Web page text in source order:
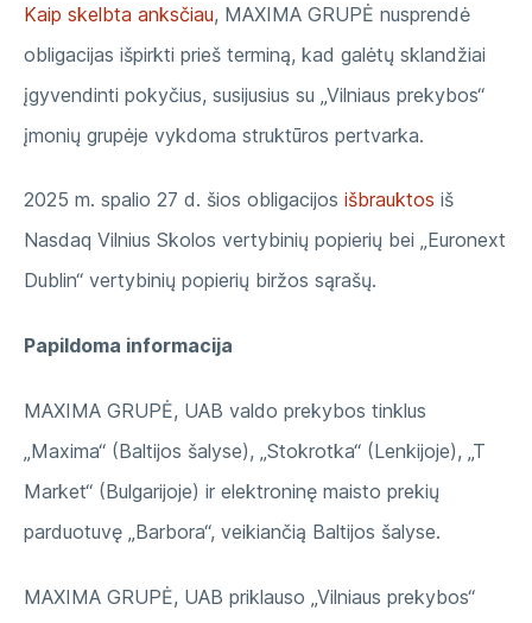
Kaip skelbta anksčiau, MAXIMA GRUPĖ nusprendė
obligacijas išpirkti prieš terminą, kad galėtų sklandžiai
įgyvendinti pokyčius, susijusius su „Vilniaus prekybos“
įmonių grupėje vykdoma struktūros pertvarka.
2025 m. spalio 27 d. šios obligacijos išbrauktos iš
Nasdaq Vilnius Skolos vertybinių popierių bei „Euronext
Dublin“ vertybinių popierių biržos sąrašų.
Papildoma informacija
MAXIMA GRUPĖ, UAB valdo prekybos tinklus
„Maxima“ (Baltijos šalyse), „Stokrotka“ (Lenkijoje), „T
Market“ (Bulgarijoje) ir elektroninę maisto prekių
parduotuvę „Barbora“, veikiančią Baltijos šalyse.
MAXIMA GRUPĖ, UAB priklauso „Vilniaus prekybos“